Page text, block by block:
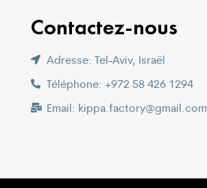
Contactez-nous
Adresse: Tel-Aviv, Israël
Téléphone: +972 58 426 1294
Email: kippa.factory@gmail.com